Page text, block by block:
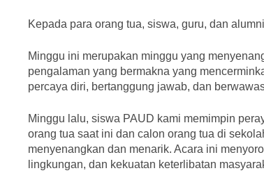
Kepada para orang tua, siswa, guru, dan
Minggu ini merupakan minggu yang
pengalaman yang bermakna yang
percaya diri, bertanggung jawab, dan
Minggu lalu, siswa PAUD kami memimpin
orang tua saat ini dan calon orang tua di
menyenangkan dan menarik. Acara ini
lingkungan, dan kekuatan keterlibatan